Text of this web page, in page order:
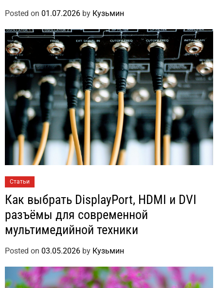
Posted on 01.07.2026 by Кузьмин
Статьи
Как выбрать DisplayPort, HDMI и DVI
разъёмы для современной
мультимедийной техники
Posted on 03.05.2026 by Кузьмин